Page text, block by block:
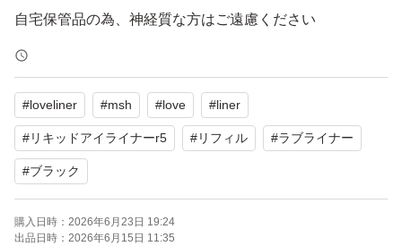
自宅保管品の為、神経質な方はご遠慮ください
#loveliner #msh #love #liner
#リキッドアイライナーr5 #リフィル #ラブライナー
#ブラック
購入日時： 2026年6月23日 19:24
出品日時： 2026年6月15日 11:35